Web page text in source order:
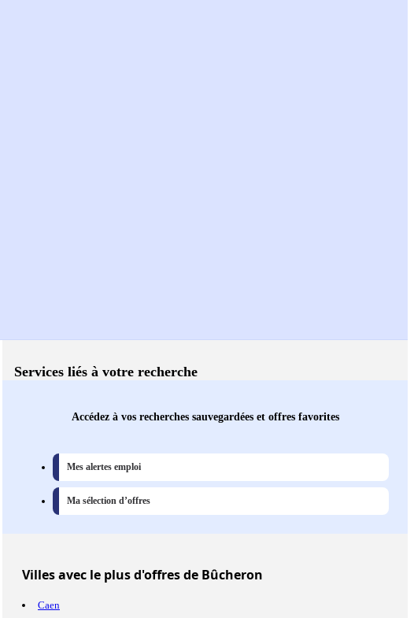
Services liés à votre recherche
Accédez à vos recherches sauvegardées et offres favorites
Mes alertes emploi
Ma sélection d’offres
Villesavec le plus d'offres de Bûcheron
Caen